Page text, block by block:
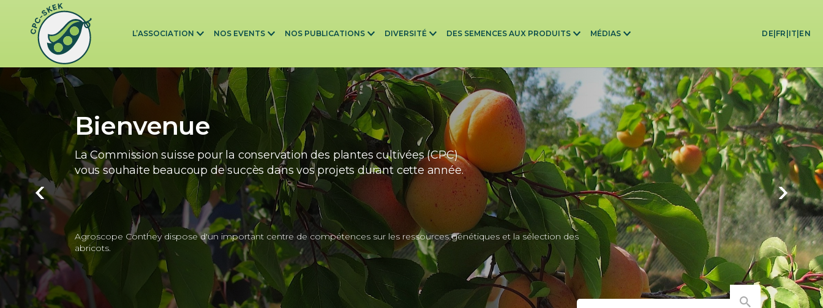
Skip to main content
L’ASSOCIATION NOS EVENTS NOS PUBLICATIONS DIVERSITÉ DES SEMENCES AUX PRODUITS MÉDIAS DE| FR IT EN
Bienvenue
La Commission suisse pour la conservation des plantes cultivées (CPC)
vous souhaite beaucoup de succès dans vos projets durant cette année.
Agroscope Conthey dispose d'un important centre de compétences sur les ressources génétiques et la sélection des
abricots.